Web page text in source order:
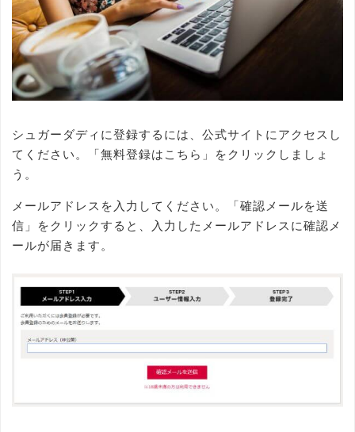
シュガーダディに登録するには、公式サイトにアクセスし
てください。「無料登録はこちら」をクリックしましょ
う。
メールアドレスを入力してください。「確認メールを送
信」をクリックすると、入力したメールアドレスに確認メ
ールが届きます。